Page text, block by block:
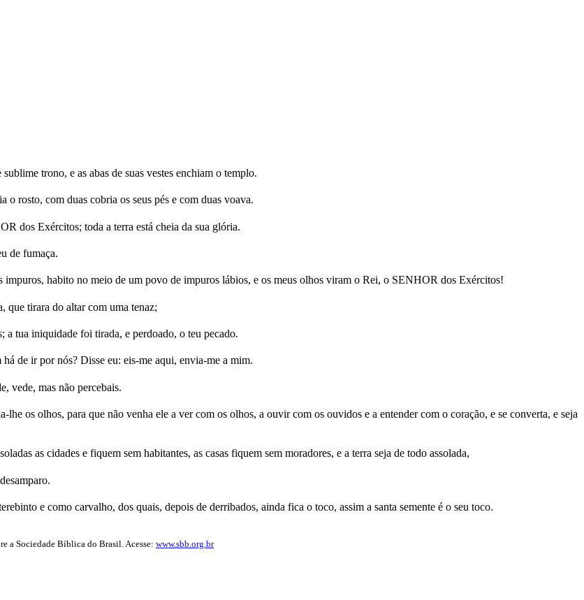
trono, e as abas de suas vestes enchiam o templo.
o rosto, com duas cobria os seus pés e com duas voava.
dos Exércitos; toda a terra está cheia da sua glória.
de fumaça.
habito no meio de um povo de impuros lábios, e os meus olhos viram o Rei, o SENHOR dos Exércitos!
que tirara do altar com uma tenaz;
a tua iniquidade foi tirada, e perdoado, o teu pecado.
de ir por nós? Disse eu: eis-me aqui, envia-me a mim.
vede, mas não percebais.
os olhos, para que não venha ele a ver com os olhos, a ouvir com os ouvidos e a entender com o coração, e se converta, e seja
as cidades e fiquem sem habitantes, as casas fiquem sem moradores, e a terra seja de todo assolada,
e como carvalho, dos quais, depois de derribados, ainda fica o toco, assim a santa semente é o seu toco.
a Sociedade Bíblica do Brasil. Acesse: www.sbb.org.br